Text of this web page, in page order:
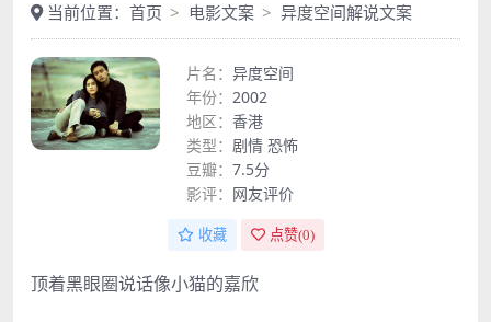
当前位置： 首页 电影文案 异度空间解说文案
片名： 异度空间
年份： 2002
地区： 香港
类型： 剧情 恐怖
豆瓣： 7.5分
影评： 网友评价
收藏 点赞(0)
顶着黑眼圈说话像小猫的嘉欣